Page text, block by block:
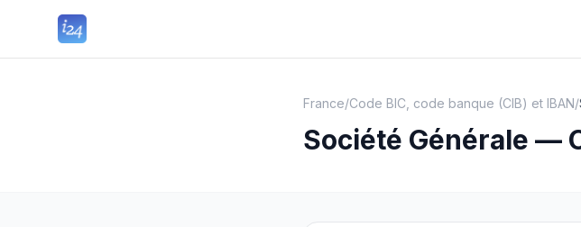
France/Code BIC, code banque (CIB) et IBAN/
Société Générale —